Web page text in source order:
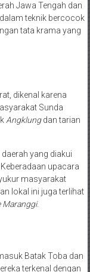
Jawa Tengah dan
teknik bercocok
tata krama yang
dikenal karena
Sunda
Angklungdan tarian
yang diakui
upacara
masyarakat
lokal ini juga terlihat
Maranggi.
Batak Toba dan
terkenal dengan